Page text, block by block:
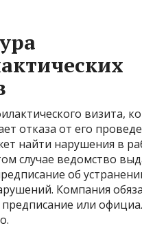
визита,
отказа от его
найти нарушения в
случае ведомство
об
Компания
предписание или